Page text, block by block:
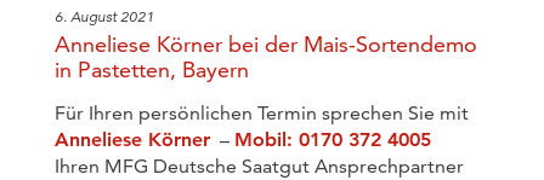
6. August 2021
Anneliese Körner bei der Mais-Sortendemo
in Pastetten, Bayern
Für Ihren persönlichen Termin sprechen Sie mit
Anneliese Körner – Mobil: 0170 372 4005
Ihren MFG Deutsche Saatgut Ansprechpartner